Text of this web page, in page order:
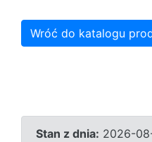
Wróć do katalogu
Stan z dnia: 2026-